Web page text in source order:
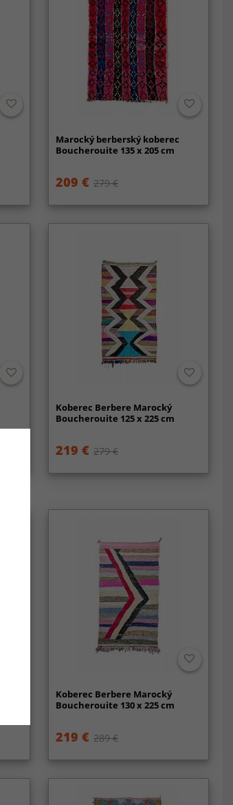
Marocký berberský koberec
Boucherouite 135 x 205 cm
209 € 279 €
Koberec Berbere Marocký
Boucherouite 125 x 225 cm
219 € 279 €
Koberec Berbere Marocký
Boucherouite 130 x 225 cm
219 € 289 €